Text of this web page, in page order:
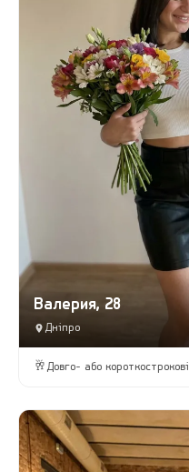
Валерия, 28
Дніпро
🥂 Довго- або короткострокові